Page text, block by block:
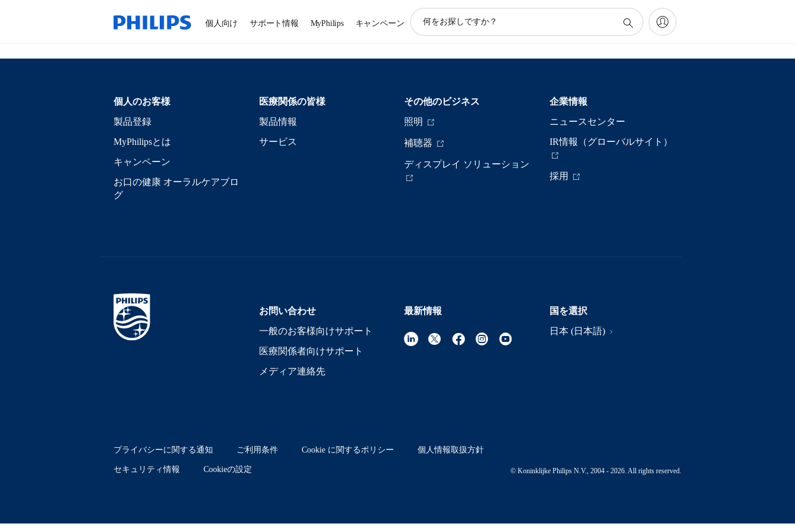
個人向け サポート情報 MyPhilips キャンペーン
ト
検
個人のお客様
製品登録
MyPhilipsとは
キャンペーン
お口の健康 オーラルケアブロ
グ
医療関係の皆様
製品情報
サービス
その他のビジネス
照明
補聴器
ディスプレイ ソリューション
企業情報
ニュースセンター
IR情報（グローバルサイト）
採用
お問い合わせ
一般のお客様向けサポート
医療関係者向けサポート
メディア連絡先
最新情報
国を選択
日本 (日本語)
プライバシーに関する通知 ご利用条件 Cookie に関するポリシー 個人情報取扱方針
セキュリティ情報 Cookieの設定 © Koninklijke Philips N.V., 2004 - 2026. All rights reserved.